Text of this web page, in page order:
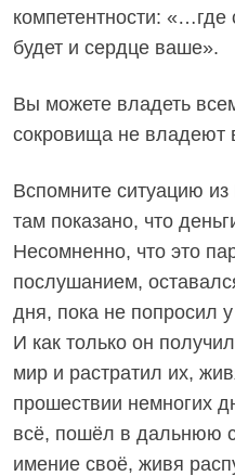
компетентности:
будет и сердце ваше».
Вы можете владеть
сокровища не владеют
Вспомните ситуацию
там показано, что
Несомненно, что это
послушанием,
дня, пока не попросил
И как только он
мир и растратил их,
прошествии немногих
всё, пошёл в дальнюю
имение своё, живя